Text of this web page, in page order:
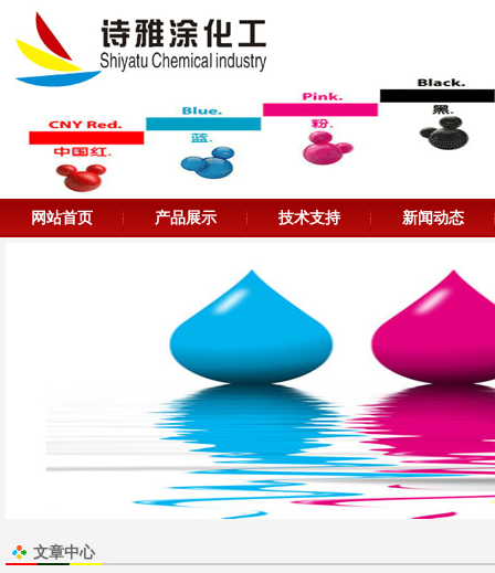
网站首页 产品展示 技术支持 新闻动态
文章中心